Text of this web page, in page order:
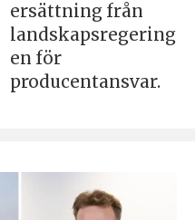
ersättning från
landskapsregering
en för
producentansvar.